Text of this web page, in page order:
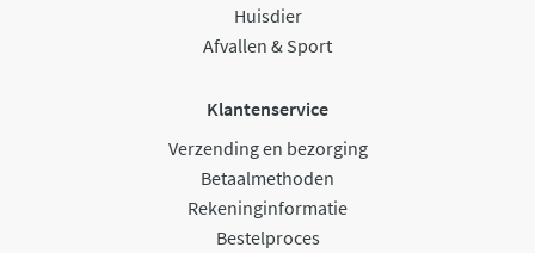
Huisdier
Afvallen & Sport
Klantenservice
Verzending en bezorging
Betaalmethoden
Rekeninginformatie
Bestelproces